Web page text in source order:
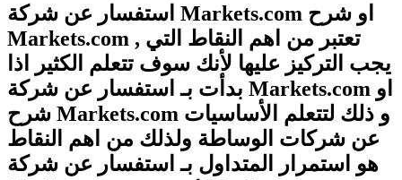
استفسار عن شركة Markets.com او شرح
Markets.com , تعتبر من اهم النقاط التي
يجب التركيز عليها لأنك سوف تتعلم الكثير اذا
بدأت بـ استفسار عن شركة Markets.com او
شرح Markets.com و ذلك لتتعلم الأساسيات
عن شركات الوساطة ولذلك من اهم النقاط
هو استمرار المتداول بـ استفسار عن شركة